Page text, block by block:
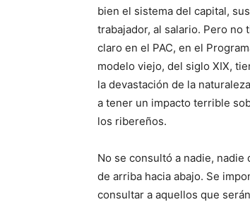
bien el sistema del capital,
trabajador, al salario. Pero no
claro en el PAC, en el
modelo viejo, del siglo XIX,
la devastación de la
a tener un impacto terrible
los ribereños.
No se consultó a nadie,
de arriba hacia abajo. Se
consultar a aquellos que